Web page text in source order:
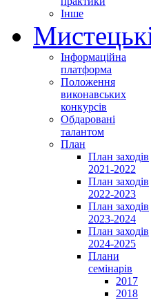
Інше
Інформаційна
платформа
Положення
виконавських
конкурсів
Обдаровані
талантом
План
План заходів
2021-2022
План заходів
2022-2023
План заходів
2023-2024
План заходів
2024-2025
Плани
семінарів
2017
2018